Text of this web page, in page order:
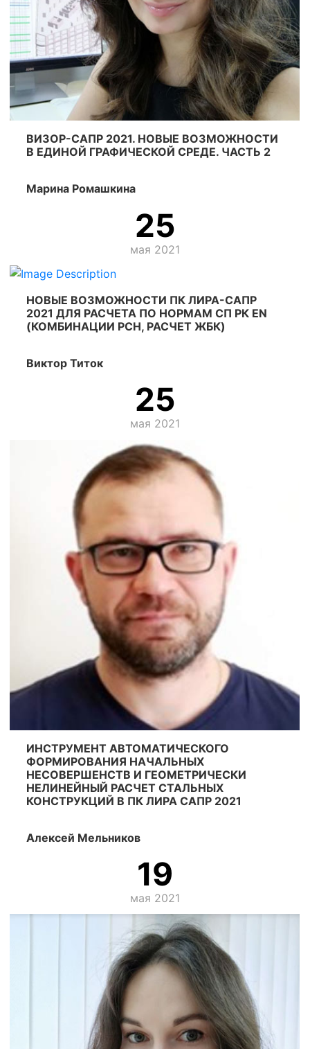
ВИЗОР-САПР 2021. НОВЫЕ ВОЗМОЖНОСТИ
В ЕДИНОЙ ГРАФИЧЕСКОЙ СРЕДЕ. ЧАСТЬ 2
Марина Ромашкина
25
мая 2021
НОВЫЕ ВОЗМОЖНОСТИ ПК ЛИРА-САПР
2021 ДЛЯ РАСЧЕТА ПО НОРМАМ СП РК EN
(КОМБИНАЦИИ РСН, РАСЧЕТ ЖБК)
Виктор Титок
25
мая 2021
ИНСТРУМЕНТ АВТОМАТИЧЕСКОГО
ФОРМИРОВАНИЯ НАЧАЛЬНЫХ
НЕСОВЕРШЕНСТВ И ГЕОМЕТРИЧЕСКИ
НЕЛИНЕЙНЫЙ РАСЧЕТ СТАЛЬНЫХ
КОНСТРУКЦИЙ В ПК ЛИРА САПР 2021
Алексей Мельников
19
мая 2021